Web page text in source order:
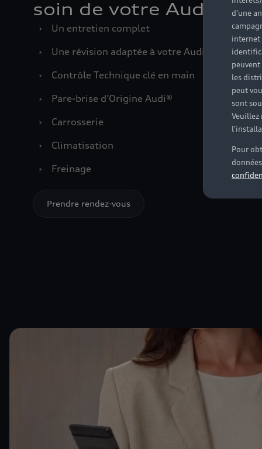
d'une
internet
peuvent
les
peut
sont
Veuillez
Pour
soin de votre Audi
›
Un entretien complet
›
Une révision adaptée à votre Audi
›
Contrôle Technique clé en main
›
Pare-brise d’Origine Audi®
›
Carrosserie
›
Climatisation
›
Freinage
Prendre rendez-vous